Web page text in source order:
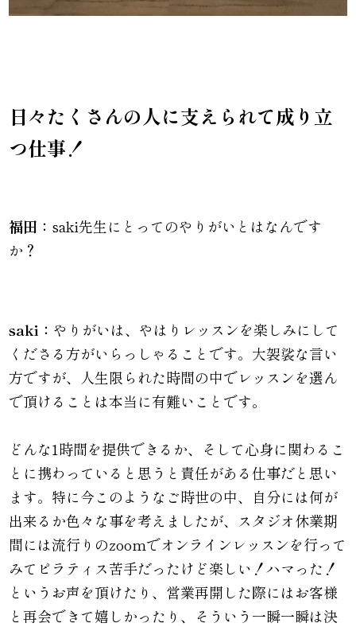
日々たくさんの人に支えられて成り立
つ仕事！
福田： saki先生にとってのやりがいとはなんです
か？
saki： やりがいは、やはりレッスンを楽しみにして
くださる方がいらっしゃることです。大袈裟な言い
方ですが、人生限られた時間の中でレッスンを選ん
で頂けることは本当に有難いことです。
どんな1時間を提供できるか、そして心身に関わるこ
とに携わっていると思うと責任がある仕事だと思い
ます。特に今このようなご時世の中、自分には何が
出来るか色々な事を考えましたが、スタジオ休業期
間には流行りのzoomでオンラインレッスンを行って
みてピラティス苦手だったけど楽しい！ハマった！
というお声を頂けたり、営業再開した際にはお客様
と再会できて嬉しかったり、そういう一瞬一瞬は決